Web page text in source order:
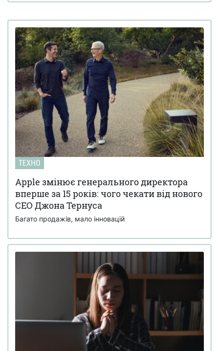
ТЕХНО
Apple змінює генерального директора
вперше за 15 років: чого чекати від нового
CEO Джона Тернуса
Багато продажів, мало інновацій